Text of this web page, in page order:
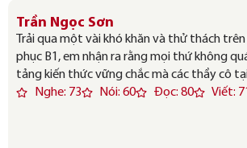
Trần Ngọc Sơn
Trải qua một vài khó khăn và thử thách
phục B1, em nhận ra rằng mọi thứ không
tảng kiến thức vững chắc mà các thầy cô
Nghe: 73
Nói: 60 Đọc: 80 Viết: 71